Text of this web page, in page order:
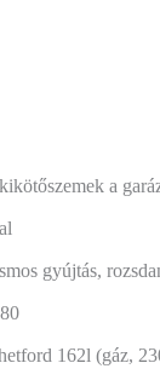
a
gyújtás,
162l (gáz,